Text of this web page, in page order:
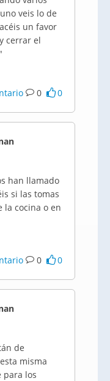
veis lo de
un favor
cerrar el
0 0
han llamado
si las tomas
la cocina o en
0 0
de
misma
para los